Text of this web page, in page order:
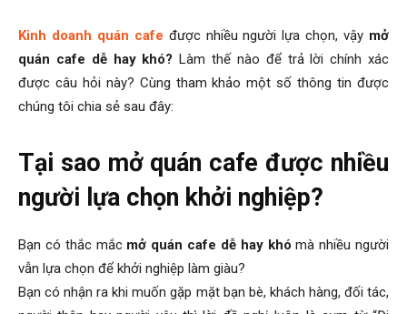
Kinh doanh quán cafe được nhiều người lựa chọn, vậy mở
quán cafe dễ hay khó? Làm thế nào để trả lời chính xác
được câu hỏi này? Cùng tham khảo một số thông tin được
chúng tôi chia sẻ sau đây:
Tại sao mở quán cafe được nhiều
người lựa chọn khởi nghiệp?
Bạn có thắc mắc mở quán cafe dễ hay khó mà nhiều người
vẫn lựa chọn để khởi nghiệp làm giàu?
Bạn có nhận ra khi muốn gặp mặt bạn bè, khách hàng, đối tác,